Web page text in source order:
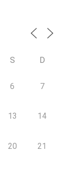
S D
6 7
13 14
20 21